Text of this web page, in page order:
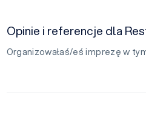
Opinie i referencje dla
Organizowałaś/eś imprezę w